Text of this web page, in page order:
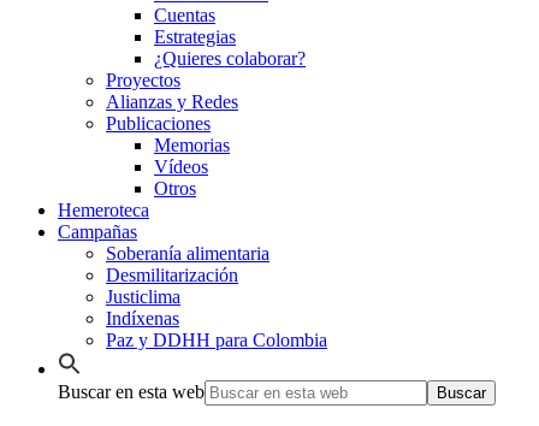
Cuentas
Estrategias
¿Quieres colaborar?
Proyectos
Alianzas y Redes
Publicaciones
Memorias
Vídeos
Otros
Hemeroteca
Campañas
Soberanía alimentaria
Desmilitarización
Justiclima
Indíxenas
Paz y DDHH para Colombia
Buscar en esta web